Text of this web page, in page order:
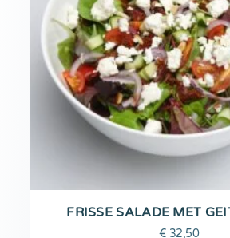
FRISSE SALADE MET
€ 32,50